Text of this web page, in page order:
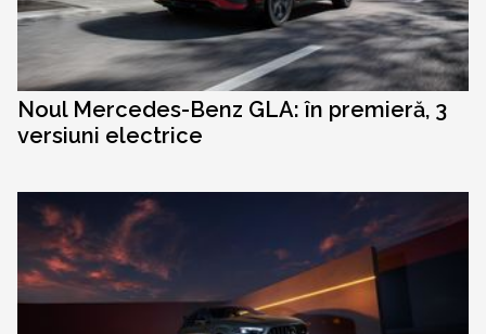
Noul Mercedes-Benz GLA: în premieră, 3
versiuni electrice